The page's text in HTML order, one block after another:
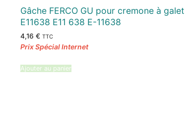
Gâche FERCO GU pour cremone à galet
E11638 E11 638 E-11638
4,16€ TTC
Ajouter au panier